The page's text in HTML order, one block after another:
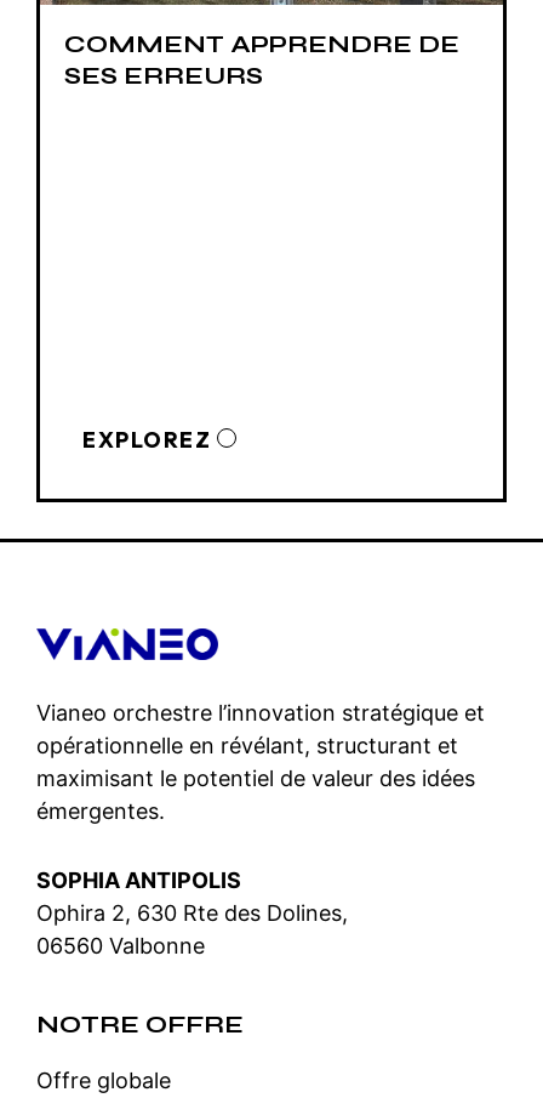
COMMENT APPRENDRE DE
SES ERREURS
EXPLOREZ
Vianeo orchestre l’innovation stratégique et
opérationnelle en révélant, structurant et
maximisant le potentiel de valeur des idées
émergentes.
SOPHIA ANTIPOLIS
Ophira 2, 630 Rte des Dolines,
06560 Valbonne
NOTRE OFFRE
Offre globale